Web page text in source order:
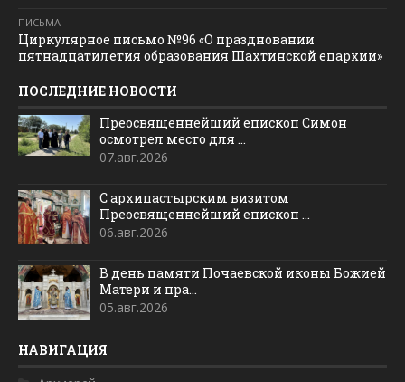
ПИСЬМА
Циркулярное письмо №96 «О праздновании
пятнадцатилетия образования Шахтинской епархии»
ПОСЛЕДНИЕ НОВОСТИ
Преосвященнейший епископ Симон
осмотрел место для ...
07.авг.2026
С архипастырским визитом
Преосвященнейший епископ ...
06.авг.2026
В день памяти Почаевской иконы Божией
Матери и пра...
05.авг.2026
НАВИГАЦИЯ